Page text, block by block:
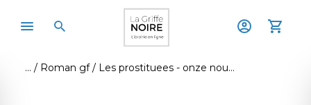
Roman gf Les prostituees - onze nouvelles